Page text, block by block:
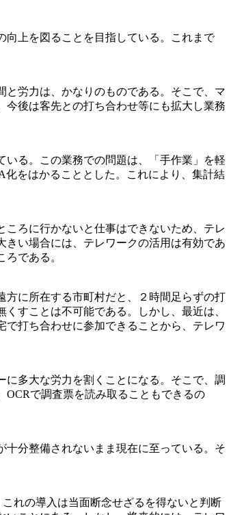
上を図ることを目指している。これまで
労力は、かなりのものである。そこで、マ
後は客先との打ち合わせ等にも拡大し業務
る。この業務での問題は、「手作業」を軽
をはかることとした。これにより、集計結
ろに行かないと仕事はできないため、テレ
い場合には、テレワークの活用は有効であ
である。
に所在する市町村だと、２時間足らずの打
すことは不可能である。しかし、最近は、
打ち合わせに参加できることから、テレワ
多大な労力を割くことになる。そこで、調
で調査票を読み取ることもできるの
分整備されないまま現在に至っている。そ
れの導入は当面断念せざるを得ないと判断